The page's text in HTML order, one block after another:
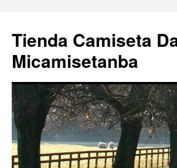
Tienda Camiseta
Micamisetanba